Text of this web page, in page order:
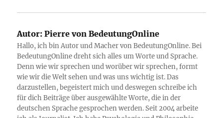
Autor: Pierre von BedeutungOnline
Hallo, ich bin Autor und Macher von BedeutungOnline. Bei
BedeutungOnline dreht sich alles um Worte und Sprache.
Denn wie wir sprechen und worüber wir sprechen, formt
wie wir die Welt sehen und was uns wichtig ist. Das
darzustellen, begeistert mich und deswegen schreibe ich
für dich Beiträge über ausgewählte Worte, die in der
deutschen Sprache gesprochen werden. Seit 2004 arbeite